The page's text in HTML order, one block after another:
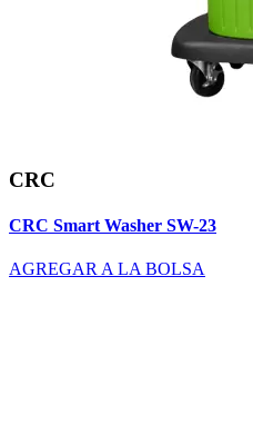
CRC
CRC Smart Washer SW-23
AGREGAR A LA BOLSA